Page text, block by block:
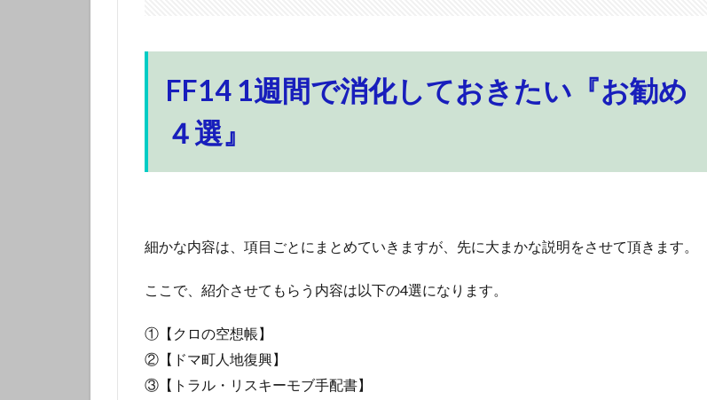
FF14 1週間で消化しておきたい『お勧め
４選』
細かな内容は、項目ごとにまとめていきますが、先に大まかな説明をさせて頂きます。
ここで、紹介させてもらう内容は以下の4選になります。
①【クロの空想帳】
②【ドマ町人地復興】
③【トラル・リスキーモブ手配書】